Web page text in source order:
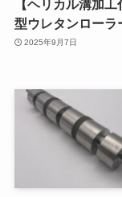
【ヘリカル溝加
型ウレタンローラ
2025年9月7日